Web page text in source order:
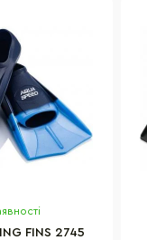
FINS 2745